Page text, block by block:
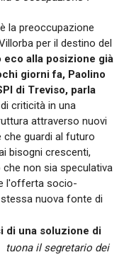
la preoccupazione
per il destino del
eco alla posizione già
giorni fa, Paolino
di Treviso, parla
criticità in una
attraverso nuovi
guardi al futuro
bisogni crescenti,
non sia speculativa
l'offerta socio-
nuova fonte di
di una soluzione di
tuona il segretario dei